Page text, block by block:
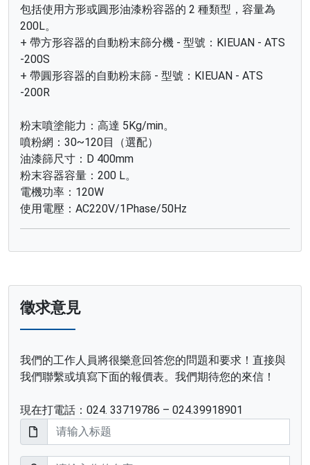
包括使用方形或圓形油漆粉容器的 2 種類型，容量為
200L。
+ 帶方形容器的自動粉末篩分機 - 型號：KIEUAN - ATS
-200S
+ 帶圓形容器的自動粉末篩 - 型號：KIEUAN - ATS
-200R
粉末噴塗能力：高達 5Kg/min。
噴粉網：30~120目（選配）
油漆篩尺寸：D 400mm
粉末容器容量：200 L。
電機功率：120W
使用電壓：AC220V/1Phase/50Hz
徵求意見
我們的工作人員將很樂意回答您的問題和要求！直接與
我們聯繫或填寫下面的報價表。我們期待您的來信！
現在打電話：024. 33719786 – 024.39918901